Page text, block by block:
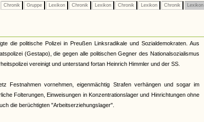
Chronik Gruppe Lexikon Chronik Lexikon Chronik Lexikon Chronik Lexikon
die politische Polizei in Preußen Linksradikale und Sozialdemokraten. Aus
(Gestapo), die gegen alle politischen Gegner des Nationalsozialismus
vereinigt und unterstand fortan Heinrich Himmler und der SS.
Festnahmen vornehmen, eigenmächtig Strafen verhängen und sogar im
Folterungen, Einweisungen in Konzentrationslager und Hinrichtungen ohne
die berüchtigten "Arbeitserziehungslager".